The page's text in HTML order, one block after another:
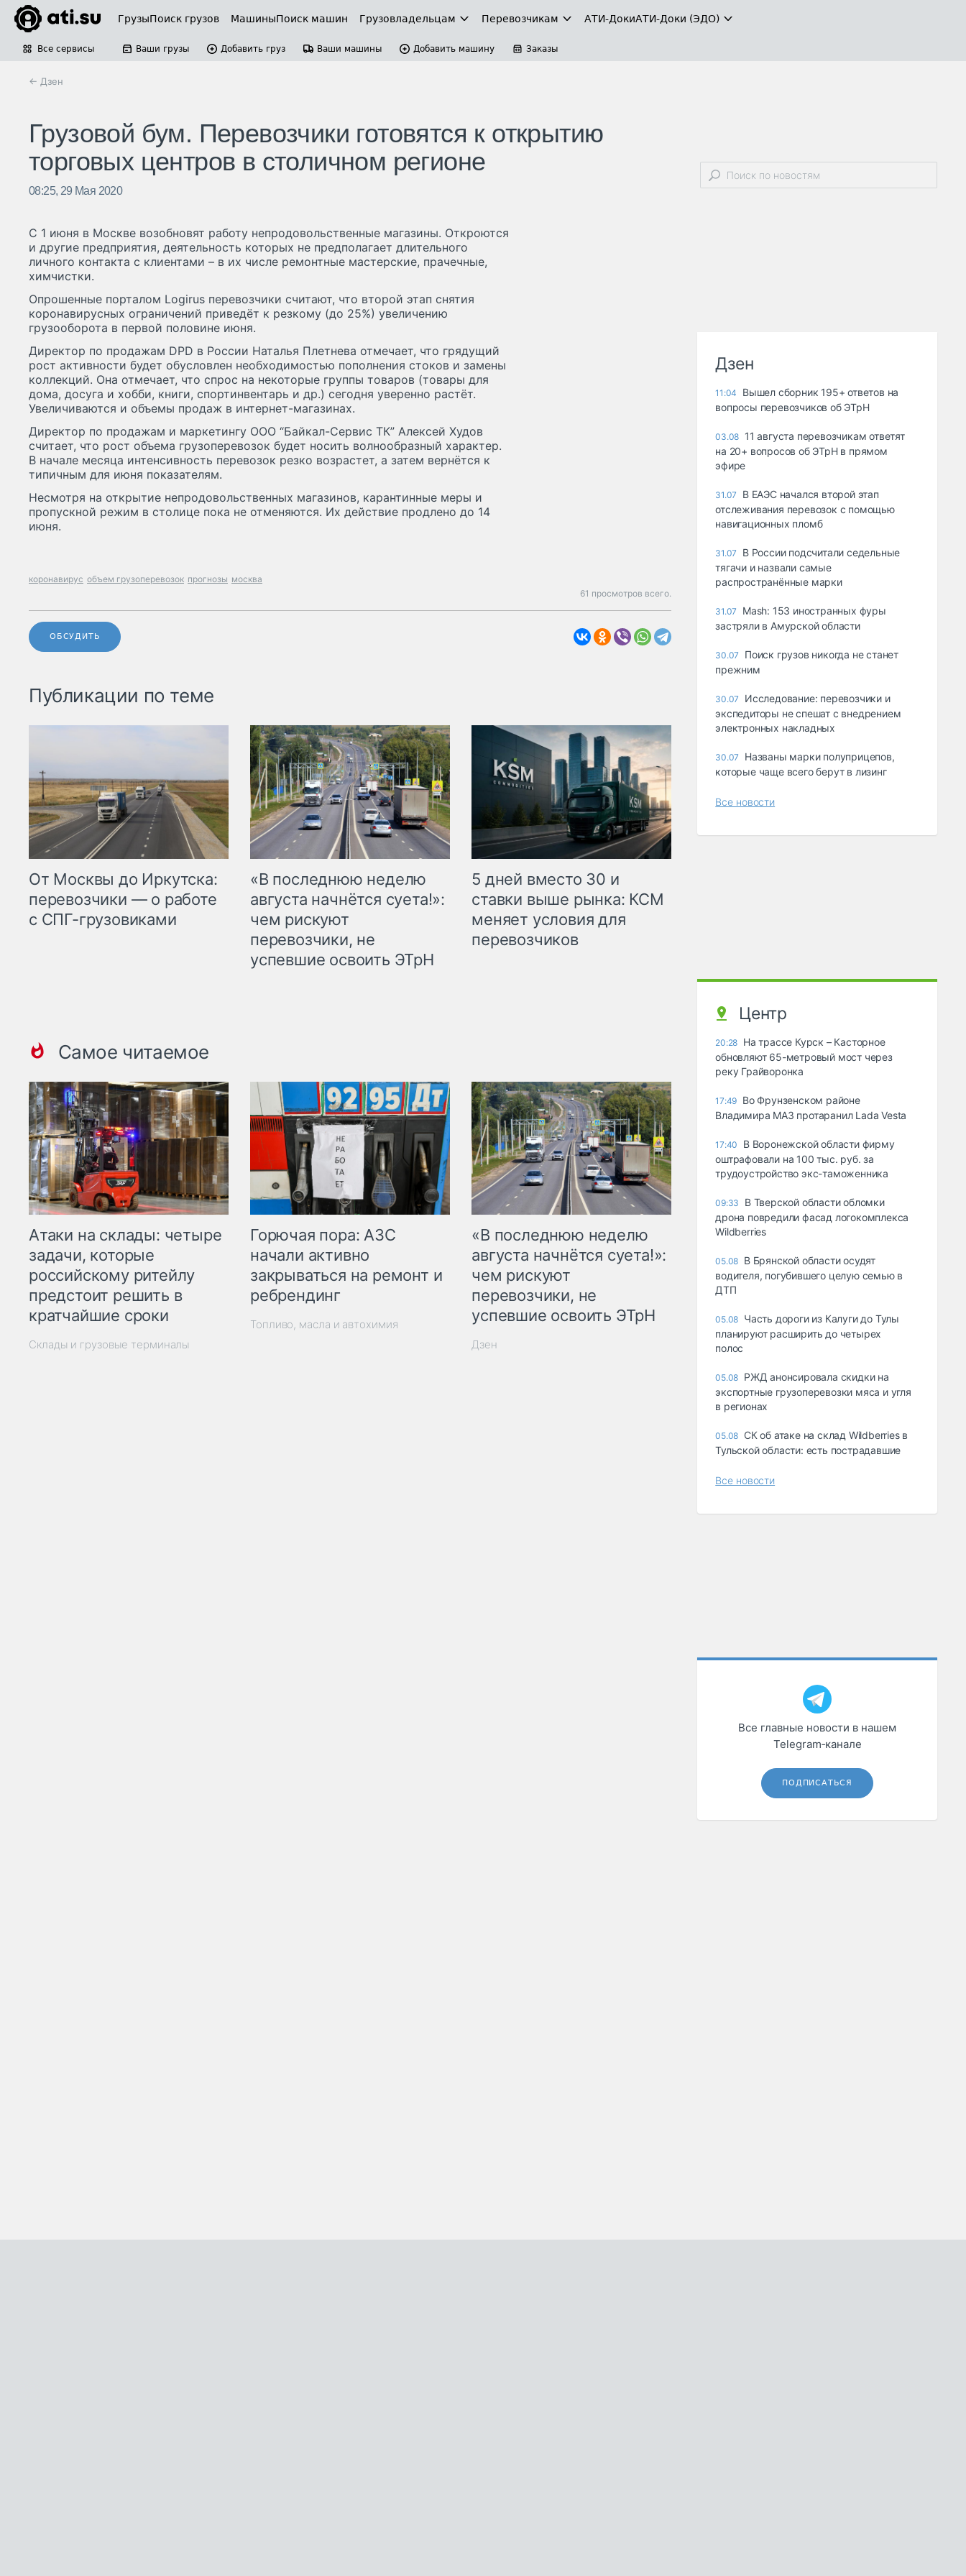
ГрузыПоиск грузов МашиныПоиск машин Грузовладельцам Перевозчикам АТИ-ДокиАТИ-Доки (ЭДО)
Все сервисы Ваши грузы Добавить груз Ваши машины Добавить машину Заказы
← Дзен
Грузовой бум. Перевозчики готовятся к открытию
торговых центров в столичном регионе
08:25, 29 Мая 2020
С 1 июня в Москве возобновят работу непродовольственные магазины. Откроются
и другие предприятия, деятельность которых не предполагает длительного
личного контакта с клиентами – в их числе ремонтные мастерские, прачечные,
химчистки.
Опрошенные порталом Logirus перевозчики считают, что второй этап снятия
коронавирусных ограничений приведёт к резкому (до 25%) увеличению
грузооборота в первой половине июня.
Директор по продажам DPD в России Наталья Плетнева отмечает, что грядущий
рост активности будет обусловлен необходимостью пополнения стоков и замены
коллекций. Она отмечает, что спрос на некоторые группы товаров (товары для
дома, досуга и хобби, книги, спортинвентарь и др.) сегодня уверенно растёт.
Увеличиваются и объемы продаж в интернет-магазинах.
Директор по продажам и маркетингу ООО “Байкал-Сервис ТК” Алексей Худов
считает, что рост объема грузоперевозок будет носить волнообразный характер.
В начале месяца интенсивность перевозок резко возрастет, а затем вернётся к
типичным для июня показателям.
Несмотря на открытие непродовольственных магазинов, карантинные меры и
пропускной режим в столице пока не отменяются. Их действие продлено до 14
июня.
коронавирус объем грузоперевозок прогнозы москва
61 просмотров всего.
ОБСУДИТЬ
Публикации по теме
От Москвы до Иркутска:
перевозчики — о работе
с СПГ-грузовиками
«В последнюю неделю
августа начнётся суета!»:
чем рискуют
перевозчики, не
успевшие освоить ЭТрН
5 дней вместо 30 и
ставки выше рынка: КСМ
меняет условия для
перевозчиков
Самое читаемое
Атаки на склады: четыре
задачи, которые
российскому ритейлу
предстоит решить в
кратчайшие сроки
Склады и грузовые терминалы
Горючая пора: АЗС
начали активно
закрываться на ремонт и
ребрендинг
Топливо, масла и автохимия
«В последнюю неделю
августа начнётся суета!»:
чем рискуют
перевозчики, не
успевшие освоить ЭТрН
Дзен
Дзен
11:04
Вышел сборник 195+ ответов на
вопросы перевозчиков об ЭТрН
03.08 11 августа перевозчикам ответят
на 20+ вопросов об ЭТрН в прямом
эфире
31.07
В ЕАЭС начался второй этап
отслеживания перевозок с помощью
навигационных пломб
31.07
В России подсчитали седельные
тягачи и назвали самые
распространённые марки
31.07
Mash: 153 иностранных фуры
застряли в Амурской области
30.07
Поиск грузов никогда не станет
прежним
30.07
Исследование: перевозчики и
экспедиторы не спешат с внедрением
электронных накладных
30.07
Названы марки полуприцепов,
которые чаще всего берут в лизинг
Все новости
Центр
20:28 На трассе Курск – Касторное
обновляют 65-метровый мост через
реку Грайворонка
17:49 Во Фрунзенском районе
Владимира МАЗ протаранил Lada Vesta
17:40
В Воронежской области фирму
оштрафовали на 100 тыс. руб. за
трудоустройство экс-таможенника
09:33
В Тверской области обломки
дрона повредили фасад логокомплекса
Wildberries
05.08 В Брянской области осудят
водителя, погубившего целую семью в
ДТП
05.08 Часть дороги из Калуги до Тулы
планируют расширить до четырех
полос
05.08 РЖД анонсировала скидки на
экспортные грузоперевозки мяса и угля
в регионах
05.08 СК об атаке на склад Wildberries в
Тульской области: есть пострадавшие
Все новости
Все главные новости в нашем
Telegram‑канале
ПОДПИСАТЬСЯ